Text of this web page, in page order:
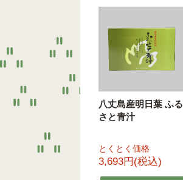
八丈島産明日葉 ふる
さと青汁
とくとく価格
3,693円(税込)